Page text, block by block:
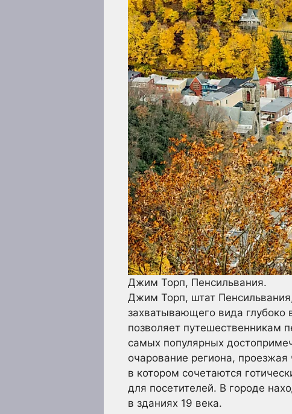
Джим Торп, Пенсильвания.
Джим Торп, штат
захватывающего вида глубоко
позволяет путешественникам
самых популярных
очарование региона,
в котором сочетаются
для посетителей. В городе
в зданиях 19 века.